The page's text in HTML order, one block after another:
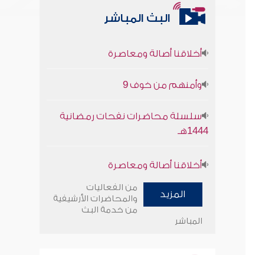
البث المباشر
1444هـ
سلسلة محاضرات نفحات رمضانية
1444هـ
المزيد
من الفعاليات
والمحاضرات الأرشيفية
من خدمة البث
المباشر